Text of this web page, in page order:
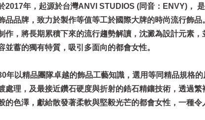
2017年，起源於台灣ANVI STUDIOS (同音：ENVY)，
品品牌，致力於製作等值等工於國際大牌的時尚流行飾
作，將長期累積下來的流行趨勢解讀，沈澱為設計元素
並蓄的獨有特質，吸引多面向的都會女性。
年以精品團隊卓越的飾品工藝知識，選用等同精品規格
處理，及最接近鑽石硬度與折射的鋯石精鑲技術，透過
的色澤，獻給散發著柔軟與堅毅光芒的都會女性，一種令